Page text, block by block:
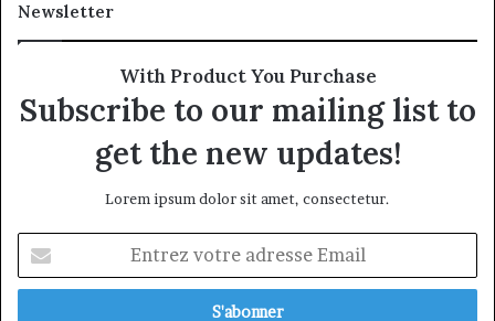
Newsletter
With Product You Purchase
Subscribe to our mailing list to
get the new updates!
Lorem ipsum dolor sit amet, consectetur.
votre
adresse